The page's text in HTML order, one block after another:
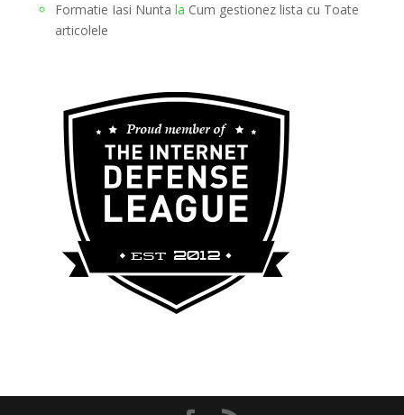
Formatie Iasi Nunta la Cum gestionez lista cu Toate
articolele